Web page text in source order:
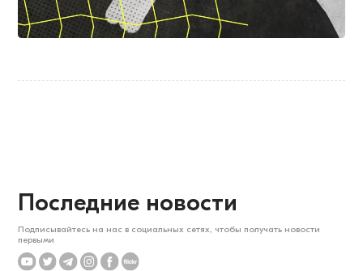
Последние новости
Подписывайтесь на нас в социальных сетях, чтобы получать новости
первыми